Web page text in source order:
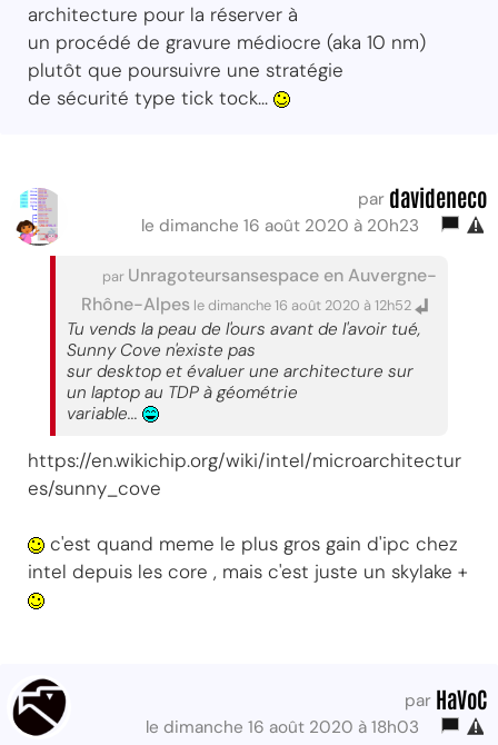
architecture pour la réserver à
un procédé de gravure médiocre (aka 10 nm)
plutôt que poursuivre une stratégie
de sécurité type tick tock...
par davideneco
le dimanche 16 août 2020 à 20h23
par Unragoteursansespace en Auvergne-
Rhône-Alpes le dimanche 16 août 2020 à 12h52
Tu vends la peau de l'ours avant de l'avoir tué,
Sunny Cove n'existe pas
sur desktop et évaluer une architecture sur
un laptop au TDP à géométrie
variable...
https://en.wikichip.org/wiki/intel/microarchitectur
es/sunny_cove
c'est quand meme le plus gros gain d'ipc chez
intel depuis les core , mais c'est juste un skylake +
par HaVoC
le dimanche 16 août 2020 à 18h03